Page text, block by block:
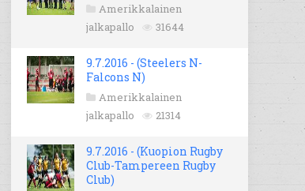
Amerikkalainen
jalkapallo
31644
9.7.2016 - (Steelers N-
Falcons N)
Amerikkalainen
jalkapallo
21314
9.7.2016 - (Kuopion Rugby
Club-Tampereen Rugby
Club)